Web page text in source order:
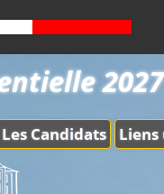
Les Candidats
2027